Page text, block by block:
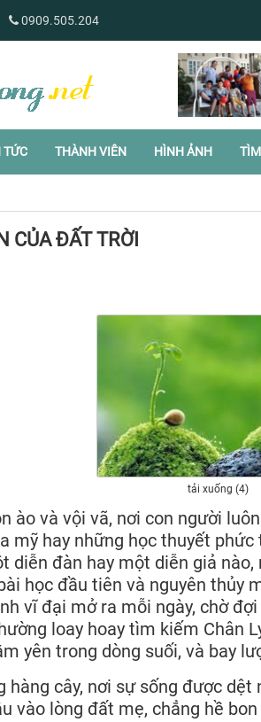
0909.505.204
TỨC THÀNH VIÊN HÌNH ẢNH
CỦA ĐẤT TRỜI
tải xuống (4)
ào và vội vã, nơi con người
mỹ hay những học thuyết
diễn đàn hay một diễn giả
học đầu tiên và nguyên thủy
vĩ đại mở ra mỗi ngày, chờ
loay hoay tìm kiếm Chân
yên trong dòng suối, và bay
hàng cây, nơi sự sống được
vào lòng đất mẹ, chẳng hề